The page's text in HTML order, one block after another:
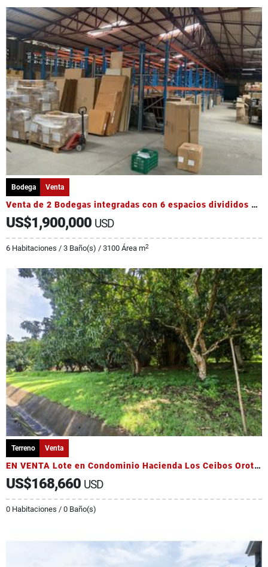
Bodega Venta
Venta de 2 Bodegas integradas con 6 espacios divididos 2 showroom
US$1,900,000 USD
6 Habitaciones / 3 Baño(s) / 3100 Área m2
Terreno Venta
EN VENTA Lote en Condominio Hacienda Los Ceibos Orotina
US$168,660 USD
0 Habitaciones / 0 Baño(s)